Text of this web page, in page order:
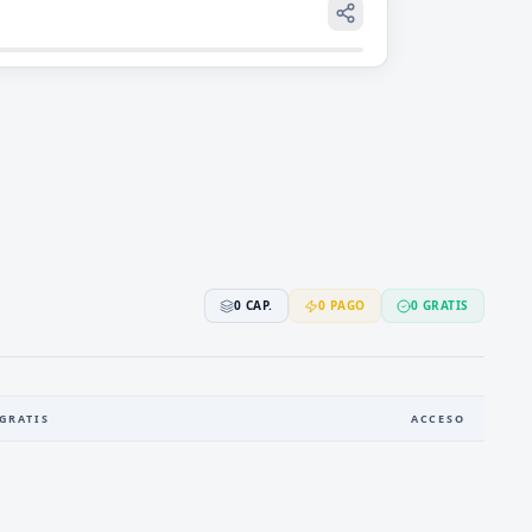
0 CAP. 0 PAGO 0 GRATIS
ACCESO